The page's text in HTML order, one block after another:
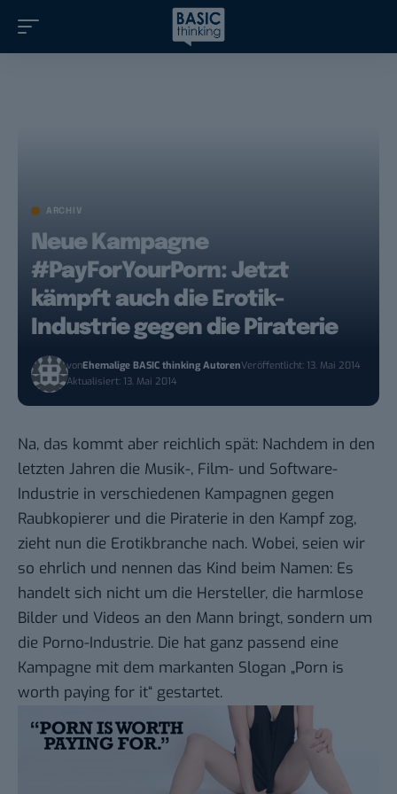
ARCHIV
Neue Kampagne
#PayForYourPorn: Jetzt
kämpft auch die Erotik-
Industrie gegen die Piraterie
vonEhemalige BASIC thinking AutorenVeröffentlicht: 13. Mai 2014
Aktualisiert: 13. Mai 2014
Na, das kommt aber reichlich spät: Nachdem in den
letzten Jahren die Musik-, Film- und Software-
Industrie in verschiedenen Kampagnen gegen
Raubkopierer und die Piraterie in den Kampf zog,
zieht nun die Erotikbranche nach. Wobei, seien wir
so ehrlich und nennen das Kind beim Namen: Es
handelt sich nicht um die Hersteller, die harmlose
Bilder und Videos an den Mann bringt, sondern um
die Porno-Industrie. Die hat ganz passend eine
Kampagne mit dem markanten Slogan „Porn is
worth paying for it“ gestartet.